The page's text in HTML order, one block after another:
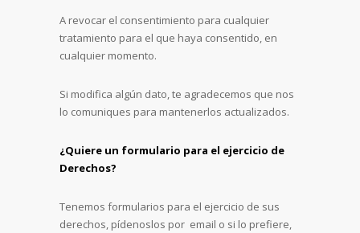
A revocar el consentimiento para cualquier
tratamiento para el que haya consentido, en
cualquier momento.
Si modifica algún dato, te agradecemos que nos
lo comuniques para mantenerlos actualizados.
¿Quiere un formulario para el ejercicio de
Derechos?
Tenemos formularios para el ejercicio de sus
derechos, pídenoslos por email o si lo prefiere,